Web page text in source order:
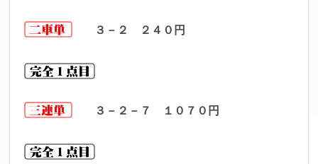
３－２ ２４０ 円
３－２－７ １０７０ 円